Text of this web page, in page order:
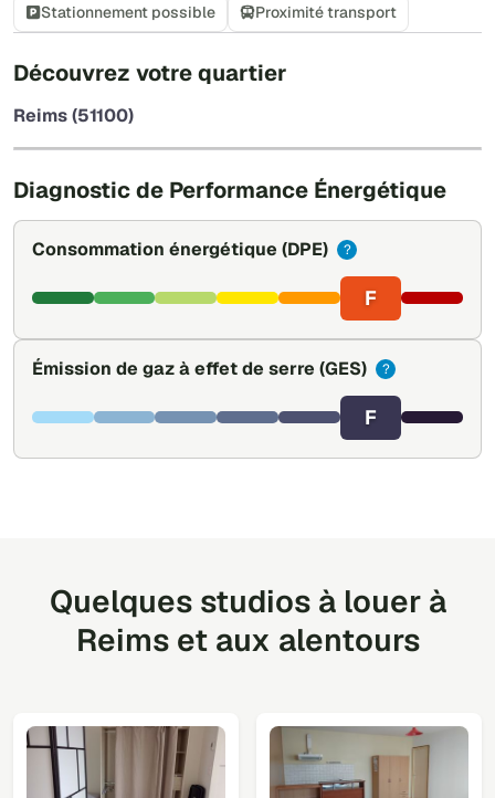
Stationnement possible Proximité transport
Découvrez votre quartier
Reims (51100)
Diagnostic de Performance Énergétique
Consommation énergétique (DPE) ?
F
Émission de gaz à effet de serre (GES) ?
F
Quelques studios à louer à
Reims et aux alentours